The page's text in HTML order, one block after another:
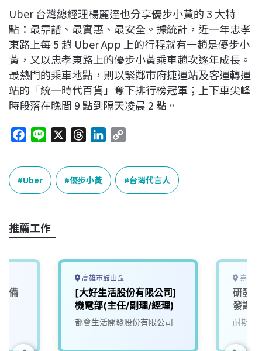
Uber 台灣總經理楊麗達也分享優步小黃的 3 大特
點：最靠譜、最實惠、最安全。據統計，近一年忠孝
東路上每 5 趟 Uber App 上的行程就有一趟是優步小
黃，又以忠孝東路上的優步小黃乘車趟次逐年成長。
最熱門的乘車地點，則以緊鄰市府捷運站及客運轉運
站的「統一時代百貨」奪下排行榜冠軍；上下車尖峰
時段落在晚間 9 點到隔天凌晨 2 點。
c
e
b
o
k
e
r
e
a
k
e
n
p
y
L
k
Uber 優步小黃 台灣代言人
推薦工作
備
高雄市鼓山區
[大好生活股份有限公司]
機電部(主任/副理/經理)
都會生活開發股份有限公司
嘉義
研發
發讓
來)1
耐斯企